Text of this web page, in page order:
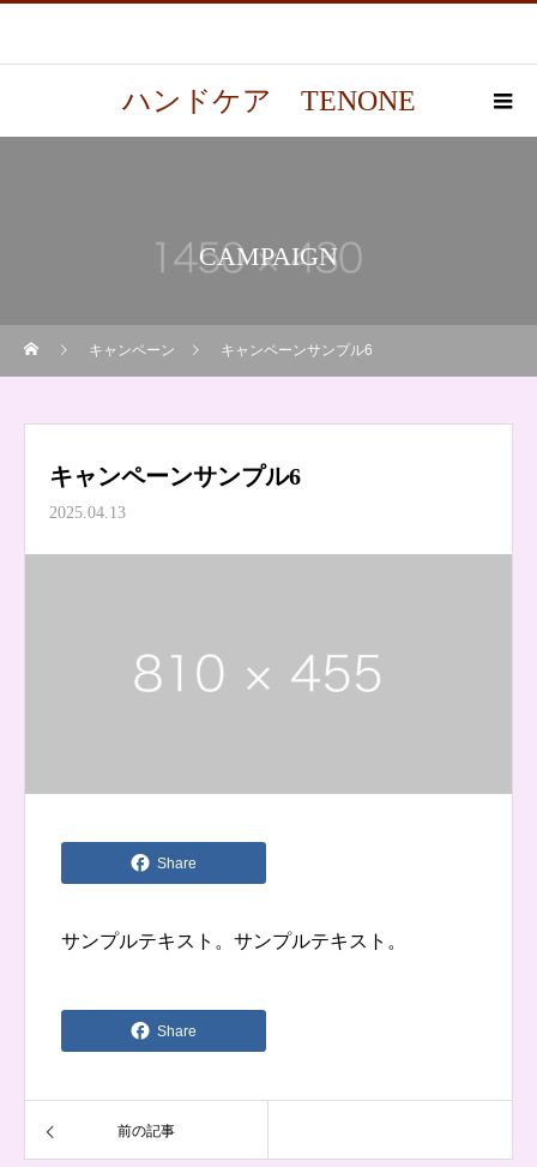
ハンドケア TENONE
CAMPAIGN
キャンペーン キャンペーンサンプル6
キャンペーンサンプル6
2025.04.13
Share
サンプルテキスト。サンプルテキスト。
Share
前の記事